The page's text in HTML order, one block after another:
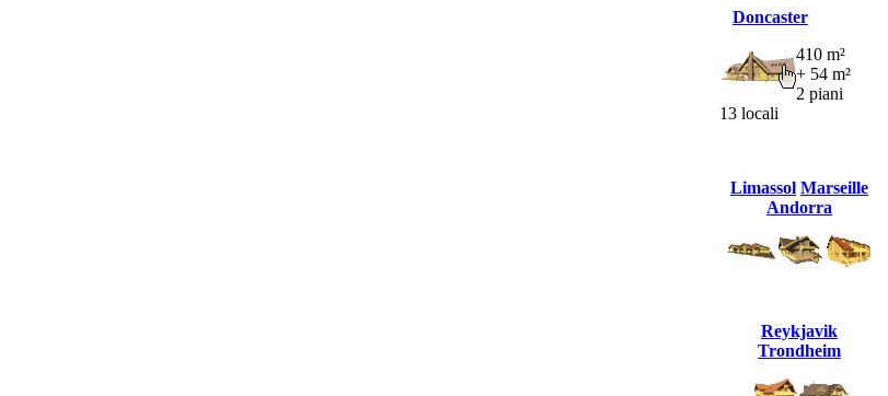
Doncaster
410 m²
+ 54 m²
2 piani
13 locali
Limassol Marseille
Andorra
Reykjavik
Trondheim